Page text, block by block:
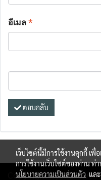
อีเมล*
ตอบกลับ
Copy right by
เว็บไซต์นี้มีการใช้งานคุกกี้ เ
การใช้งานเว็บไซต์ของท่าน ท่
นโยบายความเป็นส่วนตัว และ